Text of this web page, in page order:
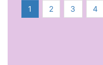
1 2 3 4